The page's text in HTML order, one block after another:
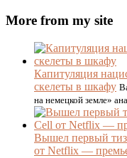
More from my site
Капитуляция
скелеты в шкафу
на немецкой земле»
Вышел первый
от Netflix —